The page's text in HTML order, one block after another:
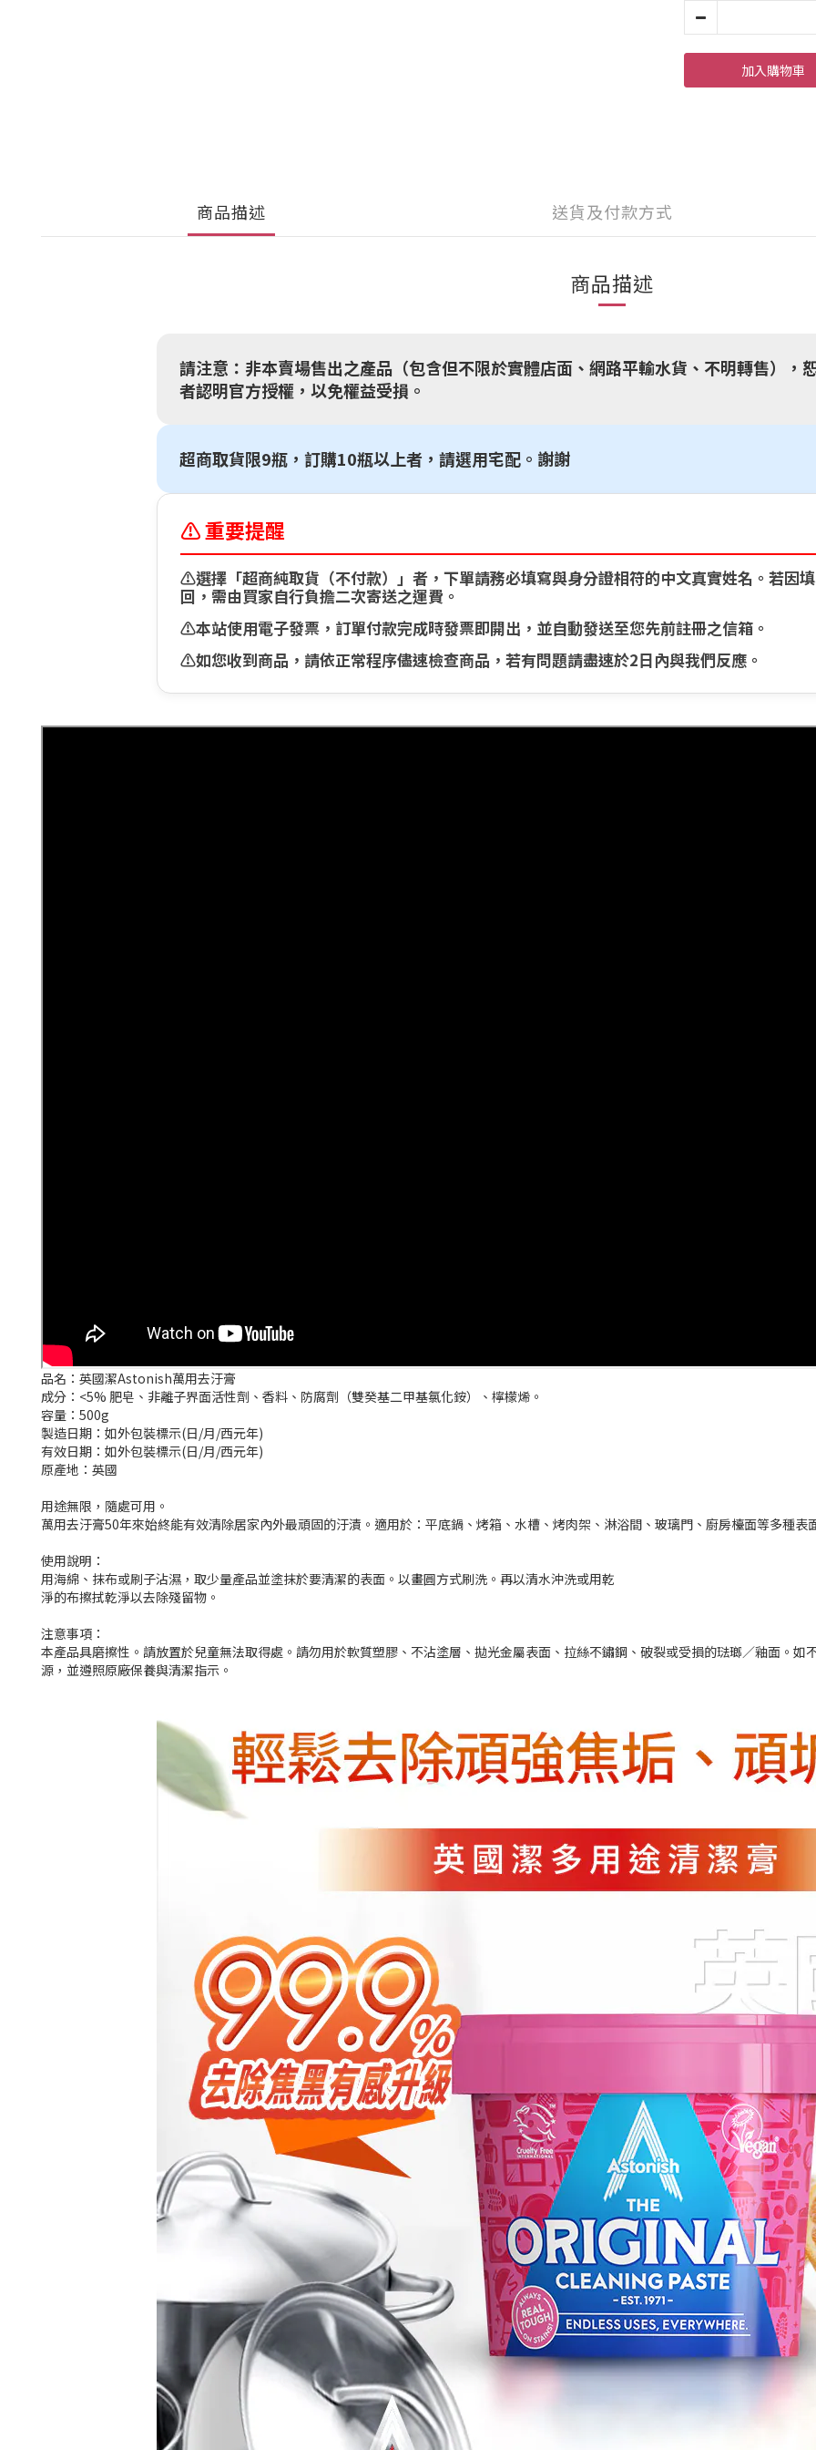
加入購物車
商品描述 送貨及付款方式
商品描述
請注意：非本賣場售出之產品（包含但不限於實體店面、網路平輸水貨、不明轉售），
者認明官方授權，以免權益受損。
超商取貨限9瓶，訂購10瓶以上者，請選用宅配。謝謝
⚠️ 重要提醒
⚠️選擇「超商純取貨（不付款）」者，下單請務必填寫與身分證相符的中文真實姓名。若因
回，需由買家自行負擔二次寄送之運費。
⚠️本站使用電子發票，訂單付款完成時發票即開出，並自動發送至您先前註冊之信箱。
⚠️如您收到商品，請依正常程序儘速檢查商品，若有問題請盡速於2日內與我們反應。
品名：英國潔Astonish萬用去汙膏
成分：<5% 肥皂、非離子界面活性劑、香料、防腐劑（雙癸基二甲基氯化銨）、檸檬烯。
容量：500g
製造日期：如外包裝標示(日/月/西元年)
有效日期：如外包裝標示(日/月/西元年)
原產地：英國
用途無限，隨處可用。
萬用去汙膏50年來始終能有效清除居家內外最頑固的汙漬。適用於：平底鍋、烤箱、水槽、烤肉架、淋浴間、玻璃門、廚房檯面等多種表
使用說明：
用海綿、抹布或刷子沾濕，取少量產品並塗抹於要清潔的表面。以畫圓方式刷洗。再以清水沖洗或用乾
淨的布擦拭乾淨以去除殘留物。
注意事項：
本產品具磨擦性。請放置於兒童無法取得處。請勿用於軟質塑膠、不沾塗層、拋光金屬表面、拉絲不鏽鋼、破裂或受損的琺瑯／釉面。
源，並遵照原廠保養與清潔指示。